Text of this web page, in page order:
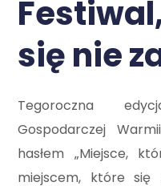
się nie
Tegoroczna
Gospodarczej
hasłem „Miejsce,
miejscem, które się